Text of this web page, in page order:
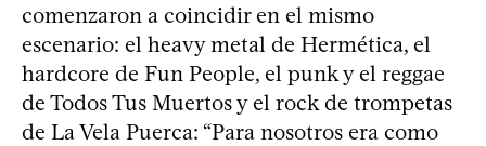
comenzaron a coincidir en el mismo
escenario: el heavy metal de Hermética, el
hardcore de Fun People, el punk y el reggae
de Todos Tus Muertos y el rock de trompetas
de La Vela Puerca: “Para nosotros era como